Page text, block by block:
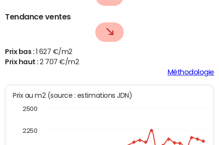
Tendance ventes
Prix bas : 1 627 €/m2
Prix haut :2 707 €/m2
Méthodologie
Prix au m2 (source : estimations JDN)
2250
2500